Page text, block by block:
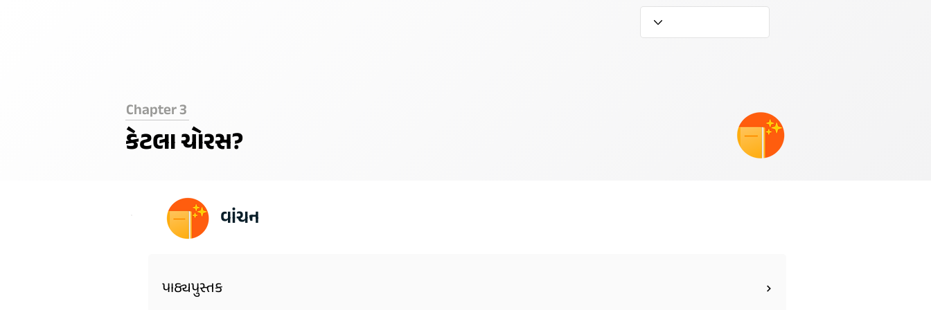
કેટલા ચોરસ?
Chapter 3
પાઠ્યપુસ્તક
વાંચન